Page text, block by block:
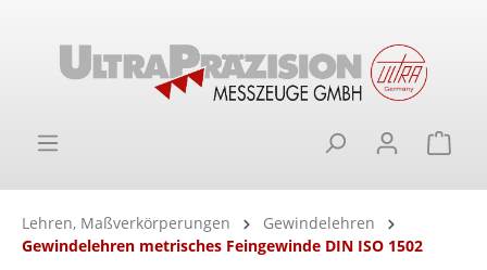
Lehren, Maßverkörperungen
Gewindelehren
Gewindelehren metrisches Feingewinde DIN ISO 1502